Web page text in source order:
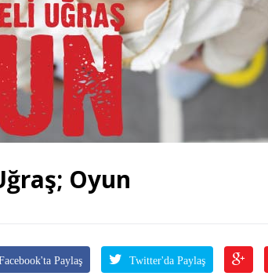
Oyun
Paylaş Twitter'da Paylaş